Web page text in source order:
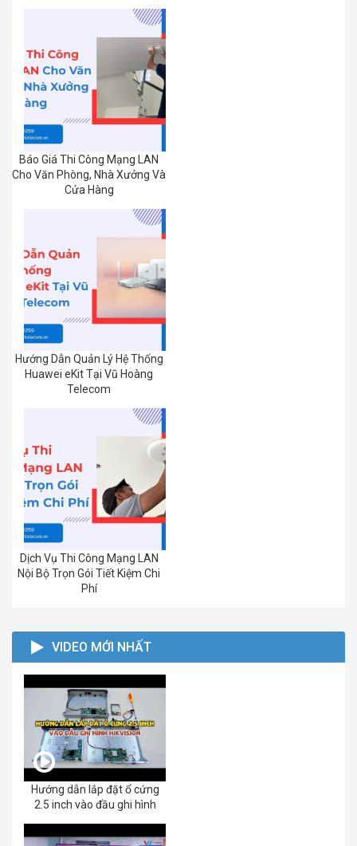
Báo Giá Thi Công Mạng LAN
Cho Văn Phòng, Nhà Xưởng Và
Cửa Hàng
Hướng Dẫn Quản Lý Hệ Thống
Huawei eKit Tại Vũ Hoàng
Telecom
Dịch Vụ Thi Công Mạng LAN
Nội Bộ Trọn Gói Tiết Kiệm Chi
Phí
VIDEO MỚI NHẤT
Hướng dẫn lắp đặt ổ cứng
2.5 inch vào đầu ghi hình